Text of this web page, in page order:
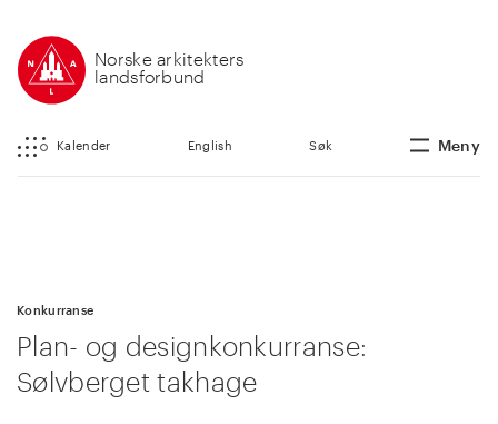
Norske arkitekters
landsforbund
Kalender English Søk Meny
Konkurranse
Plan- og designkonkurranse:
Sølvberget takhage